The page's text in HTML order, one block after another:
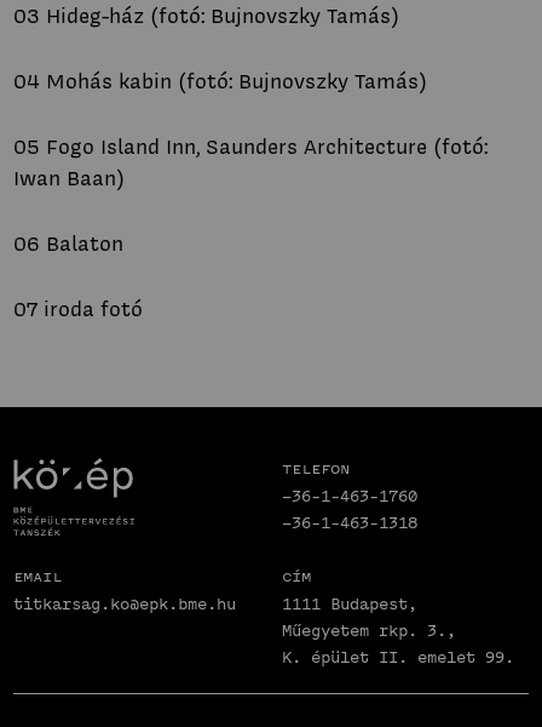
03 Hideg-ház (fotó: Bujnovszky Tamás)
04 Mohás kabin (fotó: Bujnovszky Tamás)
05 Fogo Island Inn, Saunders Architecture (fotó:
Iwan Baan)
06 Balaton
07 iroda fotó
Telefon
+36-1-463-1760
+36-1-463-1318
Email
titkarsag.ko@epk.bme.hu
Cím
1111 Budapest,
Műegyetem rkp. 3.,
K. épület II. emelet 99.